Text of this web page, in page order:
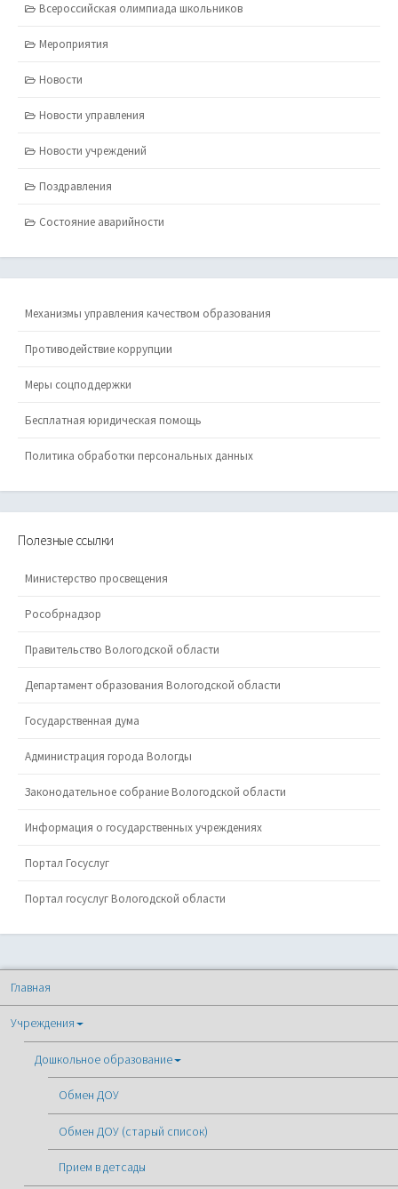
Всероссийская олимпиада школьников
Мероприятия
Новости
Новости управления
Новости учреждений
Поздравления
Состояние аварийности
Механизмы управления качеством образования
Противодействие коррупции
Меры соцподдержки
Бесплатная юридическая помощь
Политика обработки персональных данных
Полезные ссылки
Министерство просвещения
Рособрнадзор
Правительство Вологодской области
Департамент образования Вологодской области
Государственная дума
Администрация города Вологды
Законодательное собрание Вологодской области
Информация о государственных учреждениях
Портал Госуслуг
Портал госуслуг Вологодской области
Главная
Учреждения
Дошкольное образование
Обмен ДОУ
Обмен ДОУ (старый список)
Прием в детсады